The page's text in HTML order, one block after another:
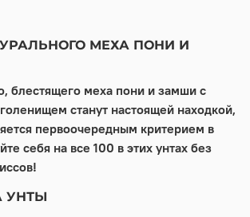
МЕХА ПОНИ И
блестящего меха пони и замши с
станут настоящей находкой,
первоочередным критерием в
себя на все 100 в этих унтах без
УНТЫ